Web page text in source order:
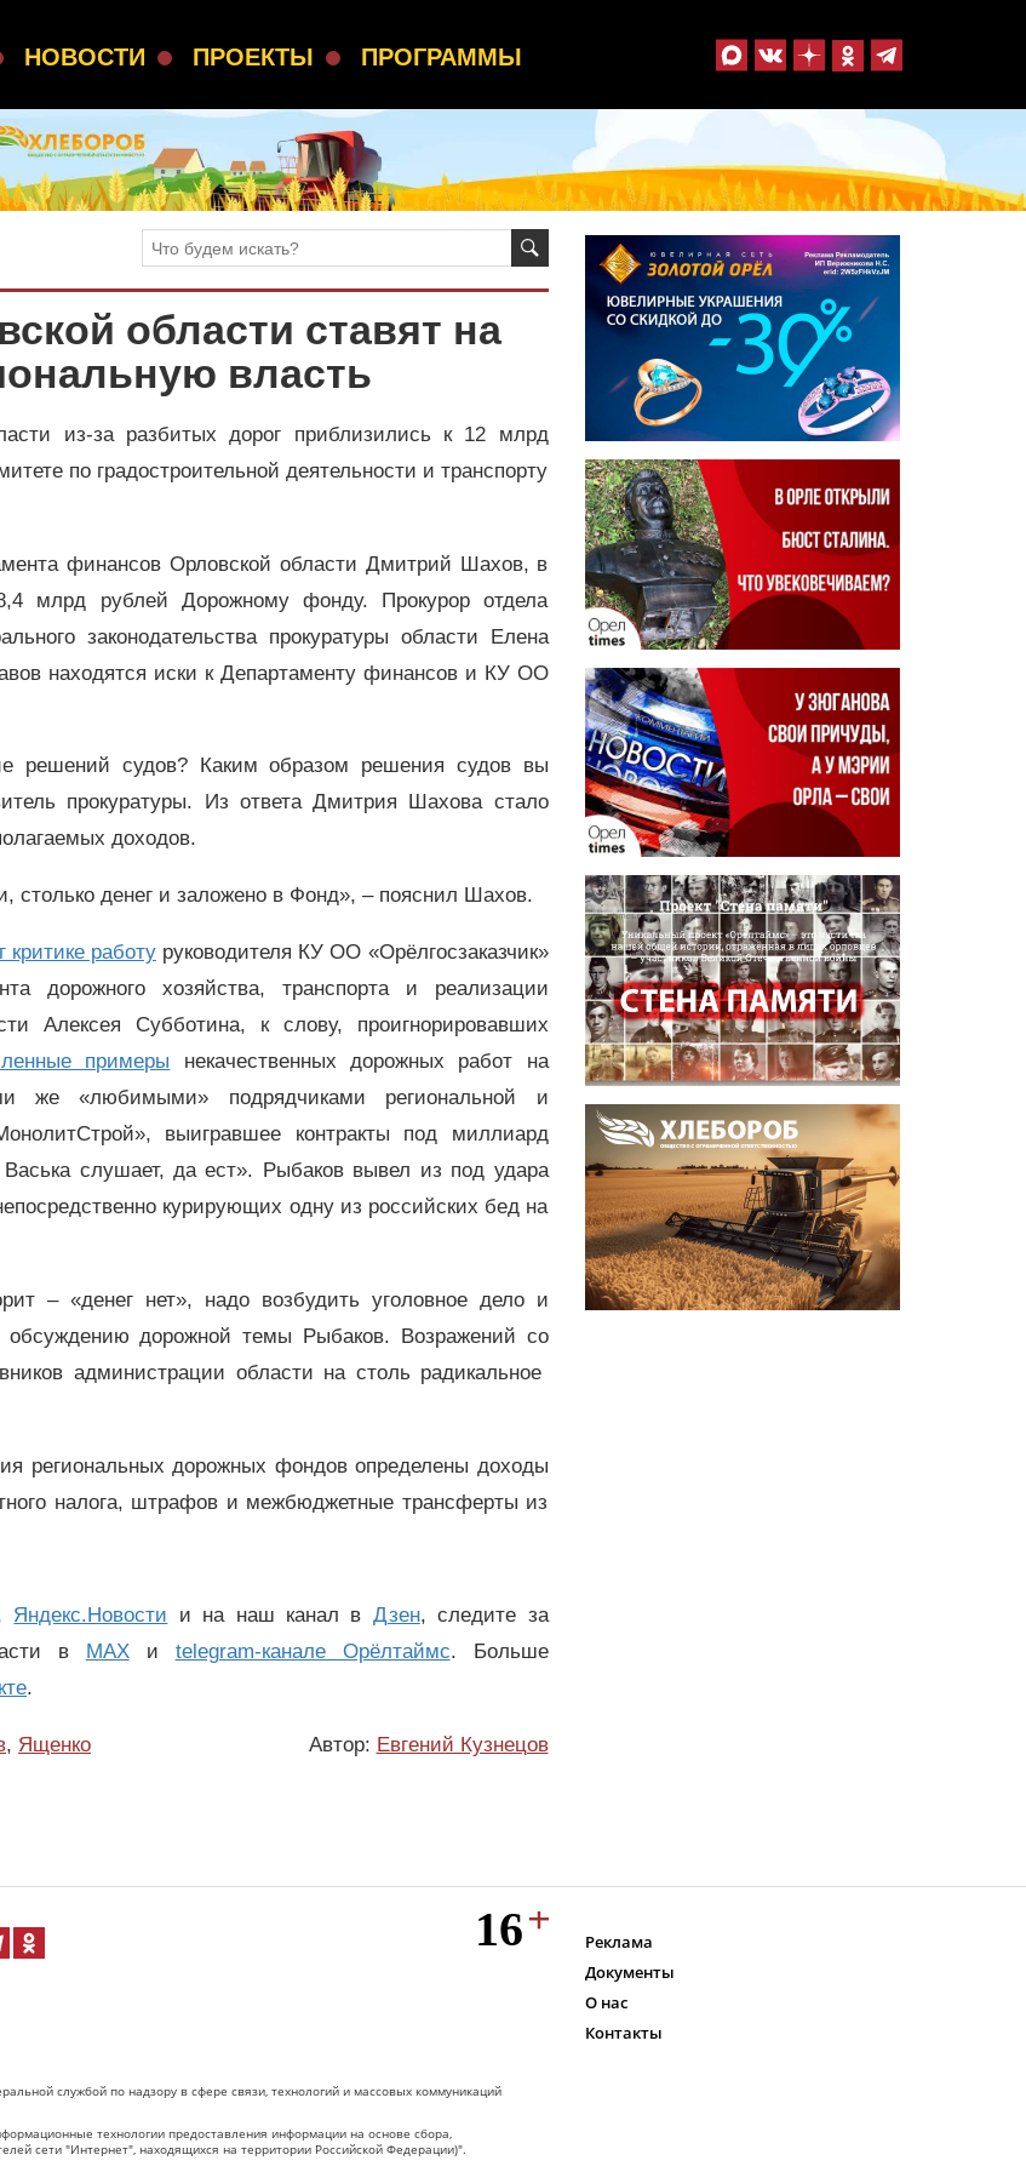
НОВОСТИ ПРОЕКТЫ ПРОГРАММЫ
области ставят на
власть
из-за разбитых дорог приблизились к 12 млрд
по градостроительной деятельности и транспорту
финансов Орловской области Дмитрий Шахов, в
млрд рублей Дорожному фонду. Прокурор отдела
законодательства прокуратуры области Елена
находятся иски к Департаменту финансов и КУ ОО
решений судов? Каким образом решения судов вы
прокуратуры. Из ответа Дмитрия Шахова стало
доходов.
столько денег и заложено в Фонд», – пояснил Шахов.
критике работуруководителя КУ ОО «Орёлгосзаказчик»
дорожного хозяйства, транспорта и реализации
Алексея Субботина, к слову, проигнорировавших
примеры некачественных дорожных работ на
же «любимыми» подрядчиками региональной и
выигравшее контракты под миллиард
слушает, да ест». Рыбаков вывел из под удара
курирующих одну из российских бед на
– «денег нет», надо возбудить уголовное дело и
дорожной темы Рыбаков. Возражений со
администрации области на столь радикальное
региональных дорожных фондов определены доходы
налога, штрафов и межбюджетные трансферты из
Яндекс.Новости и на наш канал в Дзен, следите за
в
MAXи telegram-канале Орёлтаймс. Больше
.
, Ященко Автор: Евгений Кузнецов
службой по надзору в сфере связи, технологий и массовых коммуникаций
технологии предоставления информации на основе сбора,
сети "Интернет", находящихся на территории Российской Федерации)".
Реклама
Документы
О нас
Контакты